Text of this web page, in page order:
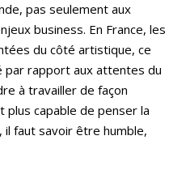
pas seulement aux
business. En France, les
du côté artistique, ce
par rapport aux attentes du
à travailler de façon
plus capable de penser la
il faut savoir être humble,